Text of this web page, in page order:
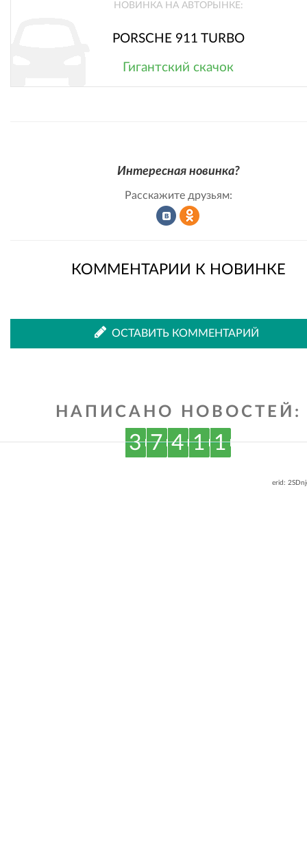
НОВИНКА НА АВТОРЫНКЕ:
PORSCHE 911 TURBO
Гигантский скачок
Интересная новинка?
Расскажите друзьям:
КОММЕНТАРИИ К НОВИНКЕ
ОСТАВИТЬ КОММЕНТАРИЙ
НАПИСАНО НОВОСТЕЙ:
3 7 4 1 1
erid: